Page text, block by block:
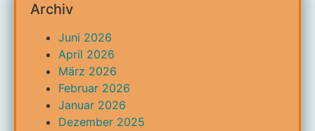
Archiv
Juni 2026
April 2026
März 2026
Februar 2026
Januar 2026
Dezember 2025